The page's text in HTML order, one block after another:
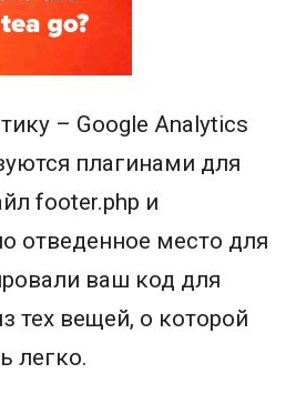
– Google Analytics
плагинами для
footer.php и
отведенное место для
ваш код для
тех вещей, о которой
легко.